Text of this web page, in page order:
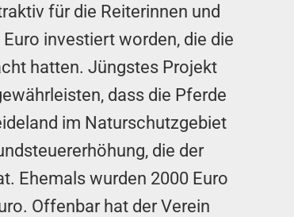
für die Reiterinnen und
investiert worden, die die
hatten. Jüngstes Projekt
dass die Pferde
im Naturschutzgebiet
die der
Ehemals wurden 2000 Euro
Offenbar hat der Verein